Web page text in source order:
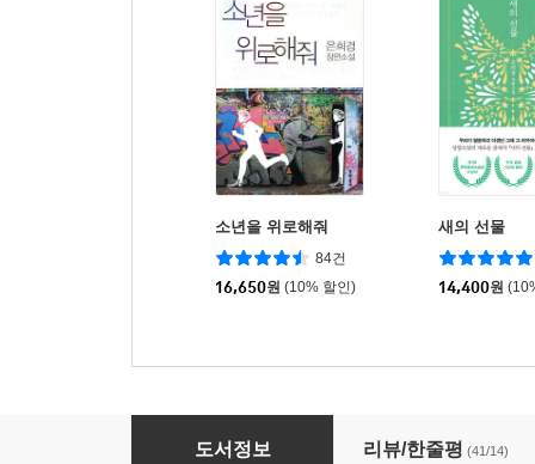
소년을 위로해줘
84건
16,650원 (10% 할인)
새의 선물
14,400원
다른 모든 눈송이와 아주 비슷하게 생긴 단 하나
도서정보 리뷰/한줄평 (41/14)